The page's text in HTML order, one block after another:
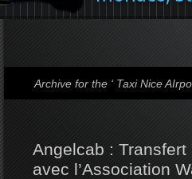
Archive for the ‘ Taxi Nice
Angelcab :
avec l’Association